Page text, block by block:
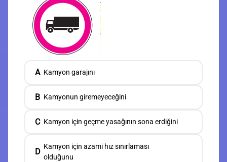
A Kamyon garajını
B Kamyonun giremeyeceğini
C Kamyon için geçme yasağının sona erdiğini
D
Kamyon için azami hız sınırlaması
olduğunu